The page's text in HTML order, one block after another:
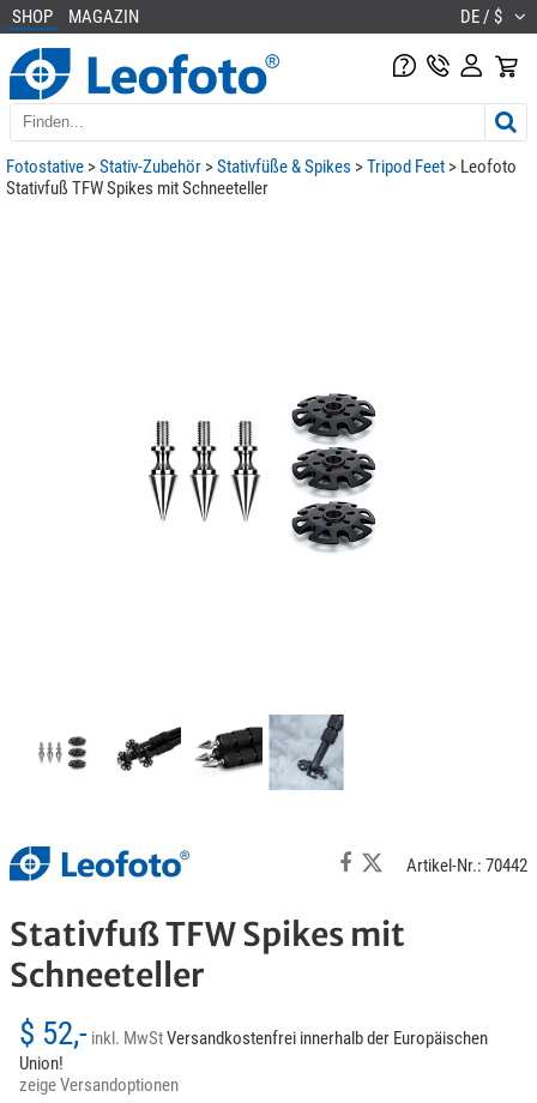
SHOP MAGAZIN DE / $
Fotostative >Stativ-Zubehör >Stativfüße & Spikes >Tripod Feet > Leofoto
Stativfuß TFW Spikes mit Schneeteller
Artikel-Nr.: 70442
Stativfuß TFW Spikes mit
Schneeteller
$ 52,- inkl. MwStVersandkostenfrei innerhalb der Europäischen
Union!
zeige Versandoptionen